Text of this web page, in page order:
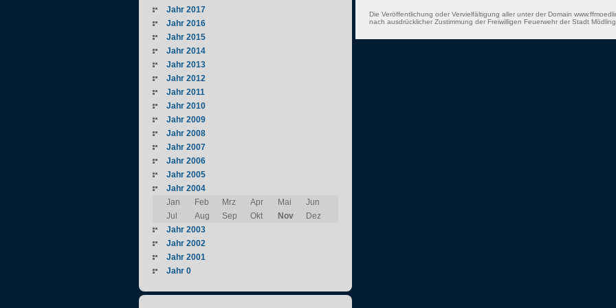
Die Veröffentlichung oder Vervielfältigung aller unter der Domain
nach ausdrücklicher Zustimmung der Freiwilligen Feuerwehr der Stadt
Jahr 2017
Jahr 2016
Jahr 2015
Jahr 2014
Jahr 2013
Jahr 2012
Jahr 2011
Jahr 2010
Jahr 2009
Jahr 2008
Jahr 2007
Jahr 2006
Jahr 2005
Jahr 2004
Jan
Feb Mrz Apr Mai
Jun
Jul
Aug Sep Okt Nov
Dez
Jahr 2003
Jahr 2002
Jahr 2001
Jahr 0